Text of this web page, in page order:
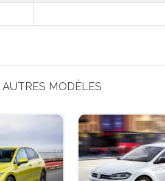
AUTRES MODÈLES